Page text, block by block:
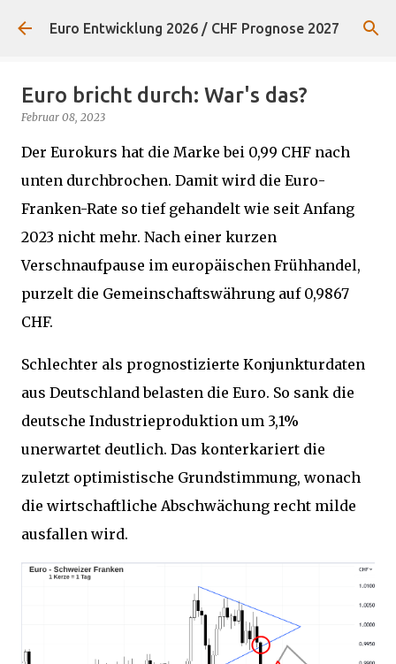
Direkt zum Hauptbereich
Euro Entwicklung 2026 / CHF Prognose 2027
Euro bricht durch: War's das?
Februar 08, 2023
Der Eurokurs hat die Marke bei 0,99 CHF nach
unten durchbrochen. Damit wird die Euro-
Franken-Rate so tief gehandelt wie seit Anfang
2023 nicht mehr. Nach einer kurzen
Verschnaufpause im europäischen Frühhandel,
purzelt die Gemeinschaftswährung auf 0,9867
CHF.
Schlechter als prognostizierte Konjunkturdaten
aus Deutschland belasten die Euro. So sank die
deutsche Industrieproduktion um 3,1%
unerwartet deutlich. Das konterkariert die
zuletzt optimistische Grundstimmung, wonach
die wirtschaftliche Abschwächung recht milde
ausfallen wird.